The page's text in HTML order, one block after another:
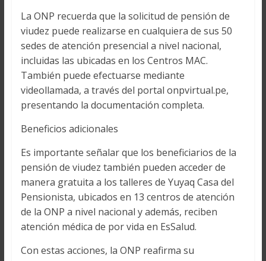
La ONP recuerda que la solicitud de pensión de
viudez puede realizarse en cualquiera de sus 50
sedes de atención presencial a nivel nacional,
incluidas las ubicadas en los Centros MAC.
También puede efectuarse mediante
videollamada, a través del portal onpvirtual.pe,
presentando la documentación completa.
Beneficios adicionales
Es importante señalar que los beneficiarios de la
pensión de viudez también pueden acceder de
manera gratuita a los talleres de Yuyaq Casa del
Pensionista, ubicados en 13 centros de atención
de la ONP a nivel nacional y además, reciben
atención médica de por vida en EsSalud.
Con estas acciones, la ONP reafirma su